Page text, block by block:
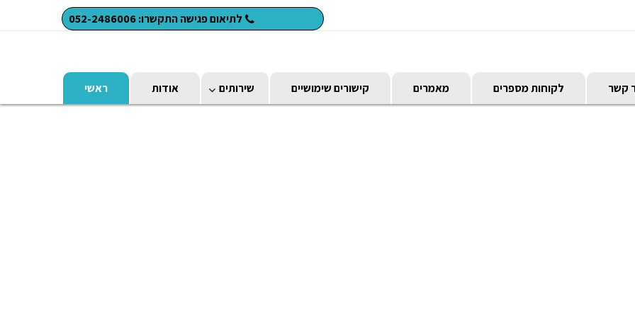
לתיאום פגישה התקשרו: 052-2486006
ראשי אודות שירותים קישורים שימושיים מאמרים לקוחות מספרים קשר